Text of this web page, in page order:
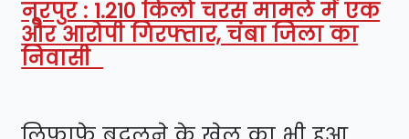
नूरपुर : 1.210 किलो चरस मामले में एक
और आरोपी गिरफ्तार, चंबा जिला का
निवासी